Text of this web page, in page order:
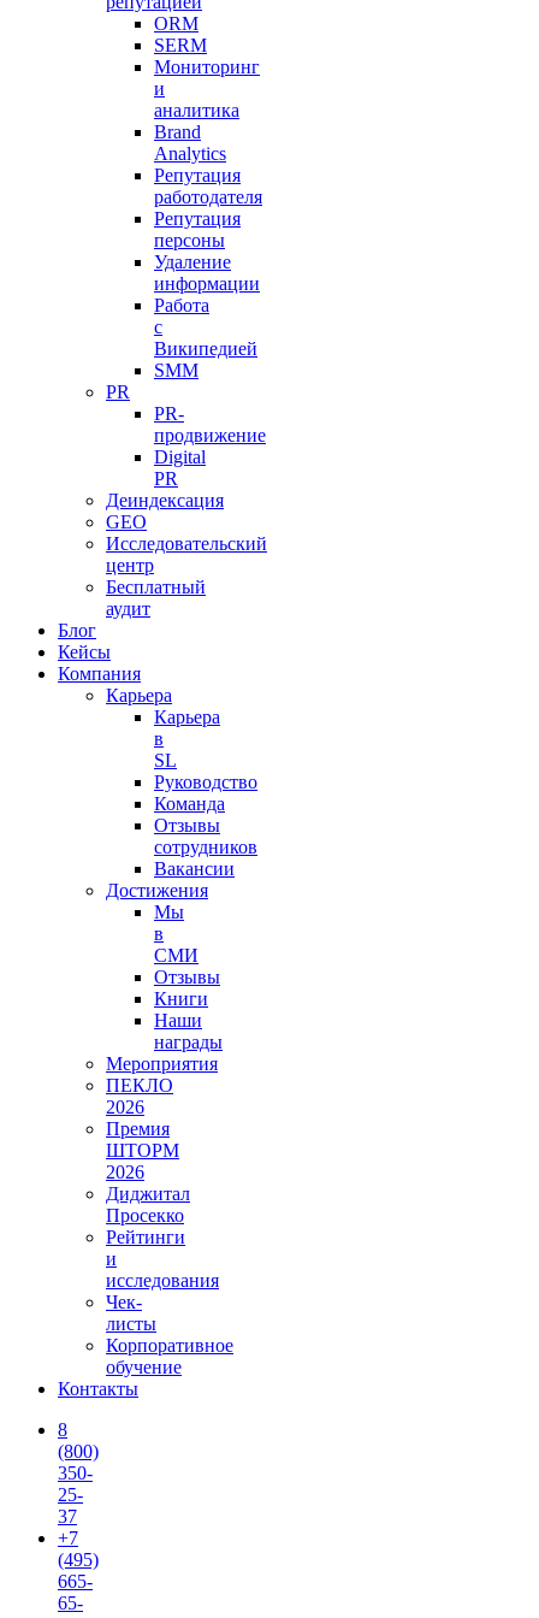
ORM
SERM
Мониторинг
и
аналитика
Brand
Analytics
Репутация
работодателя
Репутация
персоны
Удаление
информации
Работа
с
Википедией
SMM
PR
PR-
продвижение
Digital
PR
Деиндексация
GEO
Исследовательский
центр
Бесплатный
аудит
Блог
Кейсы
Компания
Карьера
Карьера
в
SL
Руководство
Команда
Отзывы
сотрудников
Вакансии
Достижения
Мы
в
СМИ
Отзывы
Книги
Наши
награды
Мероприятия
ПЕКЛО
2026
Премия
ШТОРМ
2026
Диджитал
Просекко
Рейтинги
и
исследования
Чек-
листы
Корпоративное
обучение
Контакты
8
(800)
350-
25-
37
+7
(495)
665-
65-